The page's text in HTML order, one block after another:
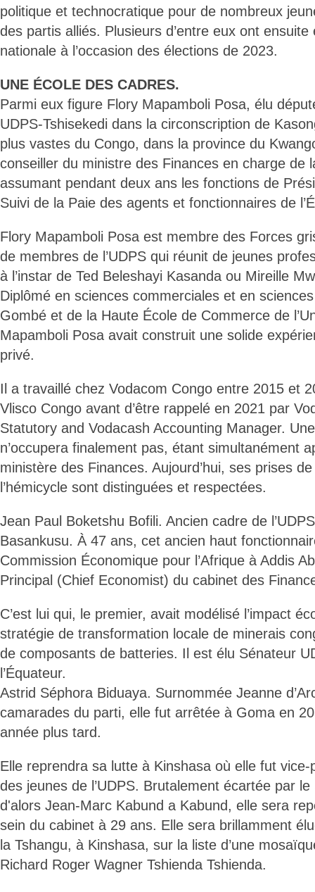
politique et technocratique pour de nombreux
des partis alliés. Plusieurs d’entre eux ont
nationale à l’occasion des élections de 2023.
UNE ÉCOLE DES CADRES.
Parmi eux figure Flory Mapamboli Posa, élu
UDPS-Tshisekedi dans la circonscription de
plus vastes du Congo, dans la province du
conseiller du ministre des Finances en charge de
assumant pendant deux ans les fonctions de
Suivi de la Paie des agents et fonctionnaires de
Flory Mapamboli Posa est membre des Forces
de membres de l’UDPS qui réunit de jeunes
à l’instar de Ted Beleshayi Kasanda ou Mireille
Diplômé en sciences commerciales et en
Gombé et de la Haute École de Commerce de
Mapamboli Posa avait construit une solide
privé.
Il a travaillé chez Vodacom Congo entre 2015 et
Vlisco Congo avant d’être rappelé en 2021 par
Statutory and Vodacash Accounting Manager.
n’occupera finalement pas, étant simultanément
ministère des Finances. Aujourd’hui, ses prises
l’hémicycle sont distinguées et respectées.
Jean Paul Boketshu Bofili. Ancien cadre de
Basankusu. À 47 ans, cet ancien haut
Commission Économique pour l’Afrique à Addis
Principal (Chief Economist) du cabinet des
C’est lui qui, le premier, avait modélisé l’impact
stratégie de transformation locale de minerais
de composants de batteries. Il est élu Sénateur
l’Équateur.
Astrid Séphora Biduaya. Surnommée Jeanne
camarades du parti, elle fut arrêtée à Goma en
année plus tard.
Elle reprendra sa lutte à Kinshasa où elle fut
des jeunes de l’UDPS. Brutalement écartée par
d'alors Jean-Marc Kabund a Kabund, elle sera
sein du cabinet à 29 ans. Elle sera brillamment
la Tshangu, à Kinshasa, sur la liste d’une
Richard Roger Wagner Tshienda Tshienda.